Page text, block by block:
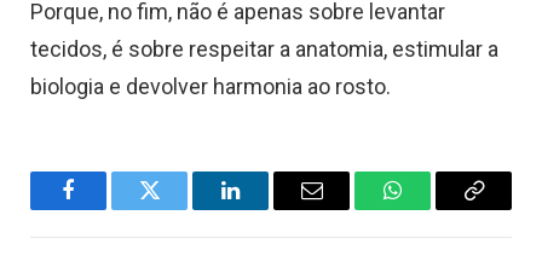
Porque, no fim, não é apenas sobre levantar
tecidos, é sobre respeitar a anatomia, estimular a
biologia e devolver harmonia ao rosto.
FacebookTwitter LinkedInEmail WhatsAppCopy